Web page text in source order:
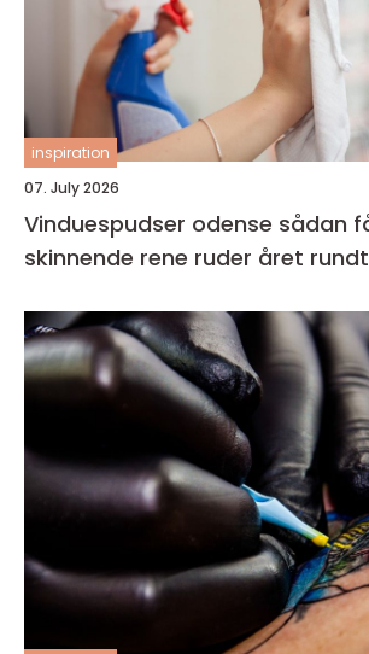
inspiration
07. July 2026
Vinduespudser odense sådan får du
skinnende rene ruder året rundt